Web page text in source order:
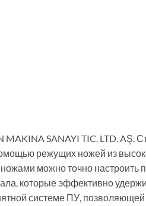
SANAYI TIC. LTD. AŞ.
режущих ножей из
можно точно настроить
которые эффективно
системе ПУ,